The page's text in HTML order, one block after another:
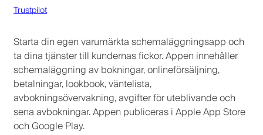
Trustpilot
Starta din egen varumärkta schemaläggningsapp och
ta dina tjänster till kundernas fickor. Appen innehåller
schemaläggning av bokningar, onlineförsäljning,
betalningar, lookbook, väntelista,
avbokningsövervakning, avgifter för uteblivande och
sena avbokningar. Appen publiceras i Apple App Store
och Google Play.